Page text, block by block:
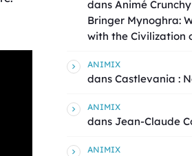
dans Animé
Bringer Mynoghra:
with the Civilization
ANIMIX
dans Castlevania :
ANIMIX
dans Jean-Claude
ANIMIX